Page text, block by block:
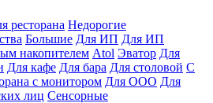
ресторана Недорогие
Большие Для ИП Для ИП
накопителем Atol Эватор Для
Для кафе Для бара Для столовой С
с монитором Для ООО Для
лиц Сенсорные